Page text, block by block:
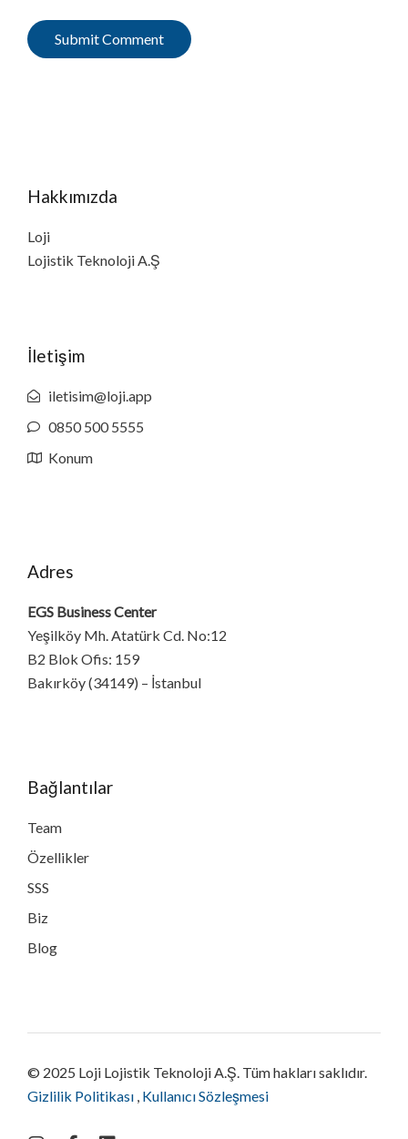
Hakkımızda
Loji
Lojistik Teknoloji A.Ş
İletişim
iletisim@loji.app
0850 500 5555
Konum
Adres
EGS Business Center
Yeşilköy Mh. Atatürk Cd. No:12
B2 Blok Ofis: 159
Bakırköy (34149) – İstanbul
Bağlantılar
Team
Özellikler
SSS
Biz
Blog
© 2025 Loji Lojistik Teknoloji A.Ş. Tüm hakları saklıdır.
Gizlilik Politikası , Kullanıcı Sözleşmesi